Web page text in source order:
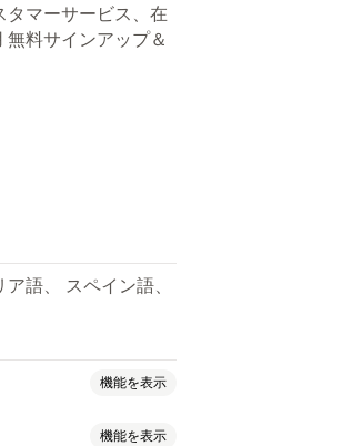
マーサービス、在
料サインアップ＆
語、 スペイン語、
機能を表示
機能を表示